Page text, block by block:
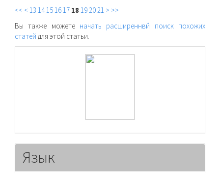
<< < 13 14 15 16 17 18 192021 > >>
Вы также можете начать расширеннвй поиск похожих
статей для этой статьи.
Язык